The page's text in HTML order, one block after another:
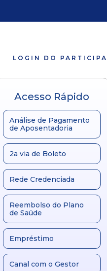
LOGIN DO
Acesso Rápido
Análise de Pagamento
de Aposentadoria
2a via de Boleto
Rede Credenciada
Reembolso do Plano
de Saúde
Empréstimo
Canal com o Gestor
Feriado de